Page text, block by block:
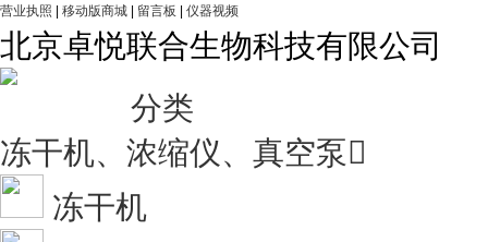
营业执照 移动版商城 留言板 仪器视频
北京卓悦联合生物科技有限公司
分类
冻干机、浓缩仪、真空泵
冻干机